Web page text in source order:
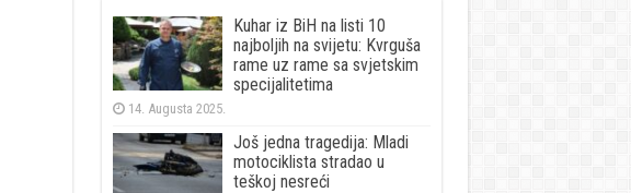
Kuhar iz BiH na listi 10
najboljih na svijetu: Kvrguša
rame uz rame sa svjetskim
specijalitetima
14. Augusta 2025.
Još jedna tragedija: Mladi
motociklista stradao u
teškoj nesreći